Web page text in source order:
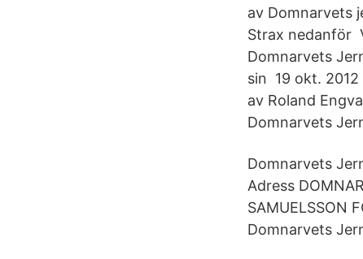
av Domnarvets
Strax nedanför
Domnarvets
sin 19 okt. 2012
av Roland
Domnarvets
Domnarvets
Adress
SAMUELSSON
Domnarvets